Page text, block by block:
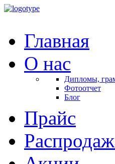
Главная
О нас
Дипломы,
Фотоотчет
Блог
Прайс